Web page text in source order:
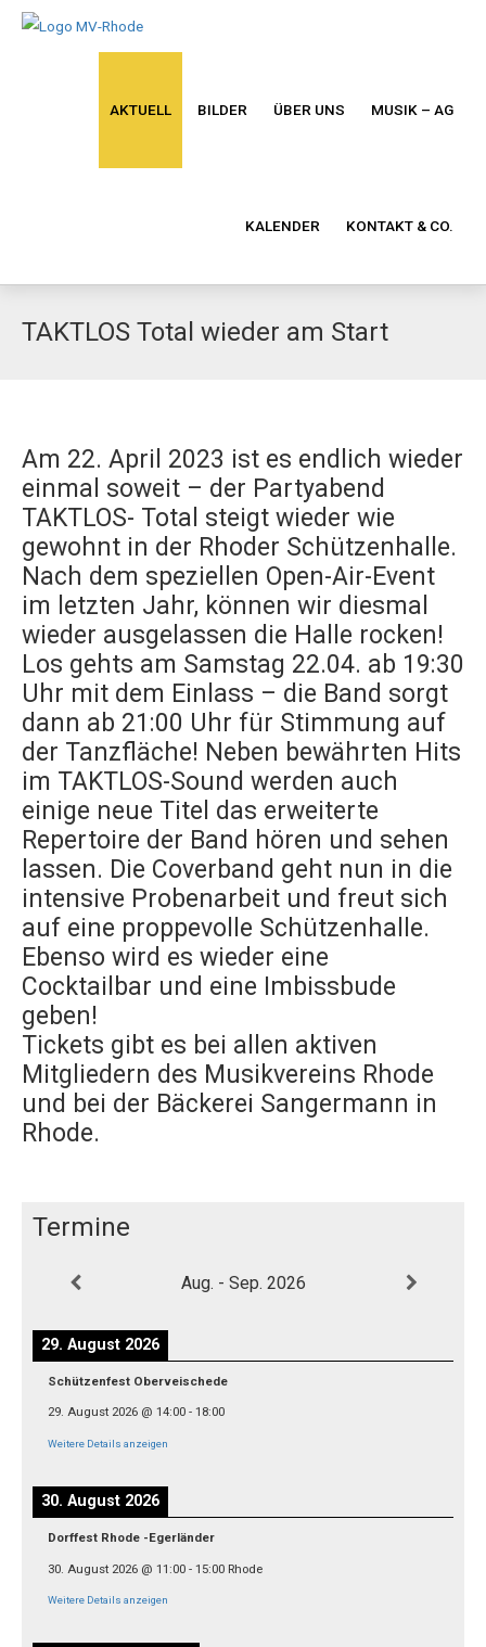
AKTUELL BILDER ÜBER UNS MUSIK – AG
KALENDER KONTAKT & CO.
TAKTLOS Total wieder am Start
Am 22. April 2023 ist es endlich wieder
einmal soweit – der Partyabend
TAKTLOS- Total steigt wieder wie
gewohnt in der Rhoder Schützenhalle.
Nach dem speziellen Open-Air-Event
im letzten Jahr, können wir diesmal
wieder ausgelassen die Halle rocken!
Los gehts am Samstag 22.04. ab 19:30
Uhr mit dem Einlass – die Band sorgt
dann ab 21:00 Uhr für Stimmung auf
der Tanzfläche! Neben bewährten Hits
im TAKTLOS-Sound werden auch
einige neue Titel das erweiterte
Repertoire der Band hören und sehen
lassen. Die Coverband geht nun in die
intensive Probenarbeit und freut sich
auf eine proppevolle Schützenhalle.
Ebenso wird es wieder eine
Cocktailbar und eine Imbissbude
geben!
Tickets gibt es bei allen aktiven
Mitgliedern des Musikvereins Rhode
und bei der Bäckerei Sangermann in
Rhode.
Termine
Aug. - Sep. 2026
29. August 2026
Schützenfest Oberveischede
29. August 2026 @ 14:00 - 18:00
Weitere Details anzeigen
30. August 2026
Dorffest Rhode -Egerländer
30. August 2026 @ 11:00 - 15:00 Rhode
Weitere Details anzeigen